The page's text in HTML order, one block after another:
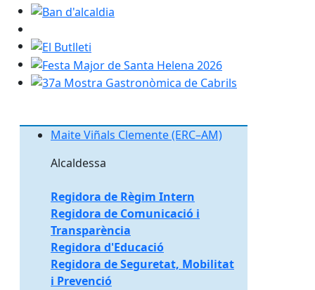
Ban d'alcaldia
El Butlleti
Festa Major de Santa Helena 2026
37a Mostra Gastronòmica de Cabrils
Maite Viñals Clemente (ERC–AM)
Maite Viñals Clemente (ERC–AM)
Alcaldessa
Regidora de Règim Intern
Regidora de Comunicació i
Transparència
Regidora d'Educació
Regidora de Seguretat, Mobilitat
i Prevenció